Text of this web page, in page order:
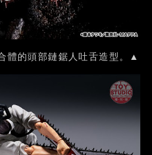
體的頭部鏈鋸人吐舌造型。▲